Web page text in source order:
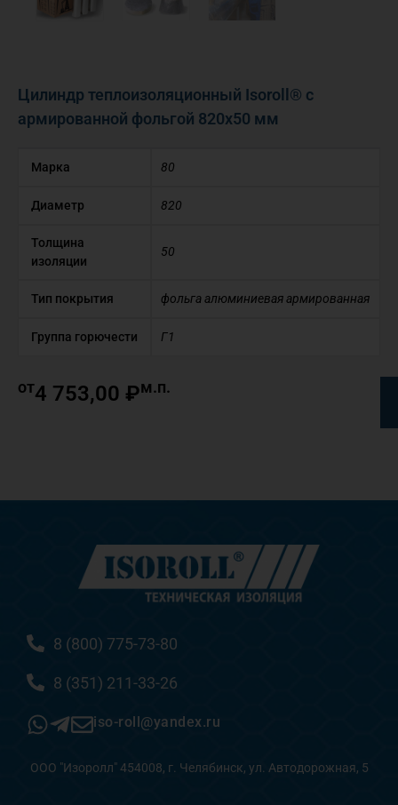
Цилиндр теплоизоляционный Isoroll® с
армированной фольгой 820х50 мм
Марка 80
Диаметр 820
Толщина
изоляции
50
Тип покрытия фольга алюминиевая армированная
Группа горючести Г1
от4 753,00 ₽м.п.
8 (800) 775-73-80
8 (351) 211-33-26
iso-roll@yandex.ru
ООО "Изоролл" 454008, г. Челябинск, ул. Автодорожная, 5